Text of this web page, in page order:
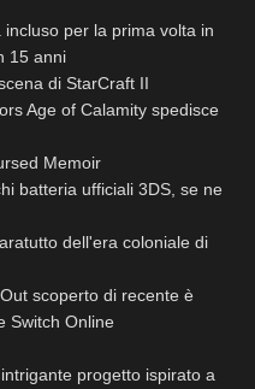
per la prima volta in
15 anni
di StarCraft II
Age of Calamity spedisce
Memoir
batteria ufficiali 3DS, se ne
dell'era coloniale di
scoperto di recente è
Switch Online
progetto ispirato a